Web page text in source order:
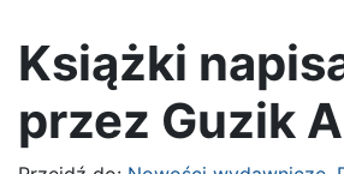
Książki
przez Guzik